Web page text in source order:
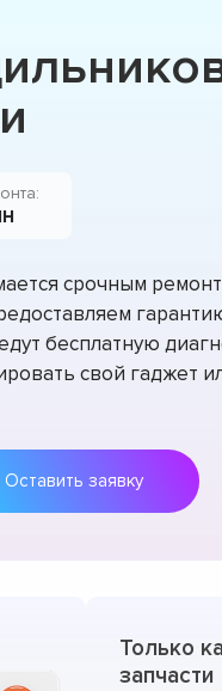
срочным
бесплатную
свой гаджет
Оставить заявку
Только
запчасти